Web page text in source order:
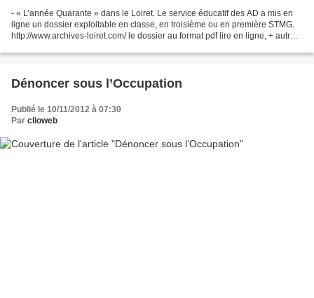
- « L’année Quarante » dans le Loiret. Le service éducatif des AD a mis en
ligne un dossier exploitable en classe, en troisième ou en première STMG.
http://www.archives-loiret.com/ le dossier au format pdf lire en ligne, + autres
Dénoncer sous l’Occupation
Publié le 10/11/2012 à 07:30
Par clioweb